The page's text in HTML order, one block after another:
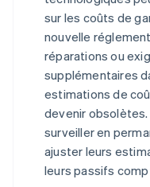
sur les coûts de
nouvelle
réparations ou
supplémentaires
estimations de
devenir
surveiller en
ajuster leurs
leurs passifs